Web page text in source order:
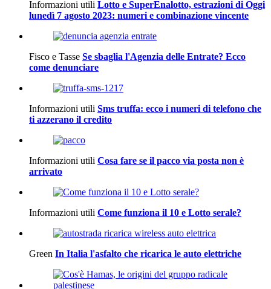
Informazioni utili Lotto e SuperEnalotto, estrazioni di Oggi
lunedì 7 agosto 2023: numeri e combinazione vincente
Fisco e Tasse Se sbaglia l'Agenzia delle Entrate? Ecco
come denunciare
Informazioni utili Sms truffa: ecco i numeri di telefono che
ti azzerano il credito
Informazioni utili Cosa fare se il pacco via posta non è
arrivato
Informazioni utili Come funziona il 10 e Lotto serale?
Green In Italia l'asfalto che ricarica le auto elettriche